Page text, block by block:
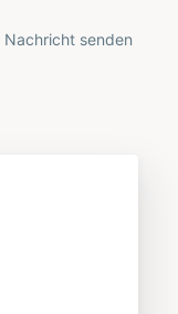
Nachricht senden